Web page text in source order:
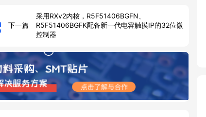
维护的特性，如标记清晰、易更换元件和模
点故障对整个系统的影响。采用冗余设计和故
下一篇
采用RXv2内核，R5F51406BGFN、
R5F51406BGFK配备新一代电容触摸IP的32位微
控制器